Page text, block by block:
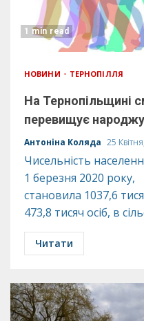
1 min read
НОВИНИ ТЕРНОПІЛЛЯ
На Тернопільщині
перевищує
Антоніна Коляда 25
Чисельність
1 березня 2020 року,
становила 1037,6
473,8 тисяч осіб, в
Читати